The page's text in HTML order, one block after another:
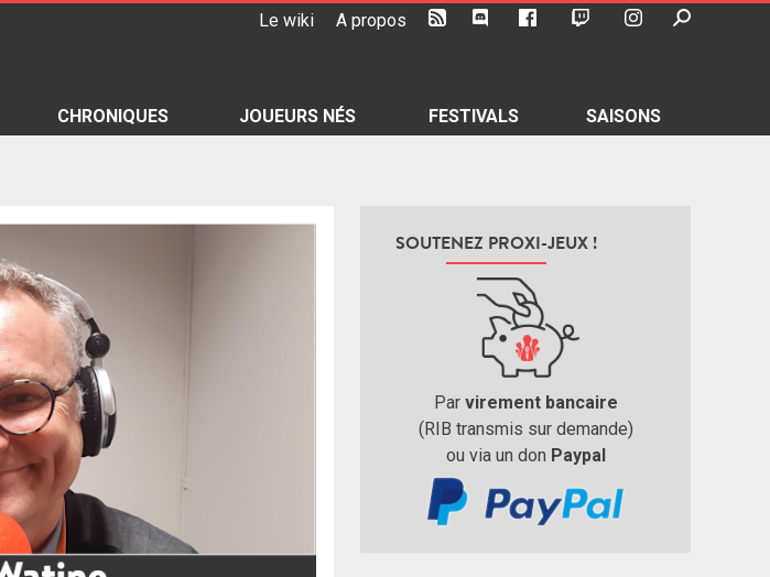
Le wiki A propos
CHRONIQUES JOUEURS NÉS FESTIVALS SAISONS
SOUTENEZ PROXI-JEUX !
Par virement bancaire
(RIB transmis sur demande)
ou via un don Paypal